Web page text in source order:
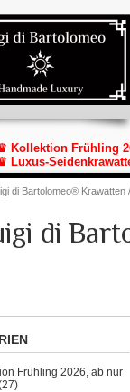
Kollektion Frühling
Luxus-
di Bartolomeo®
di
Frühling 2026, ab nur